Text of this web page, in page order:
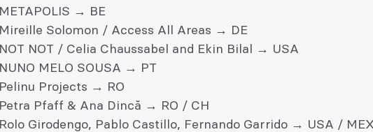
METAPOLIS → BE
Mireille Solomon / Access All Areas → DE
NOT NOT / Celia Chaussabel and Ekin Bilal → USA
NUNO MELO SOUSA → PT
Pelinu Projects → RO
Petra Pfaff & Ana Dincă → RO / CH
Rolo Girodengo, Pablo Castillo, Fernando Garrido → USA /